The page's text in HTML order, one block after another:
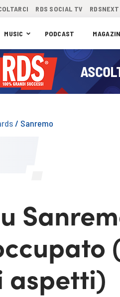
RDS SOCIAL TV RDSNEXT
MUSIC PODCAST
/ Sanremo
aspetti)